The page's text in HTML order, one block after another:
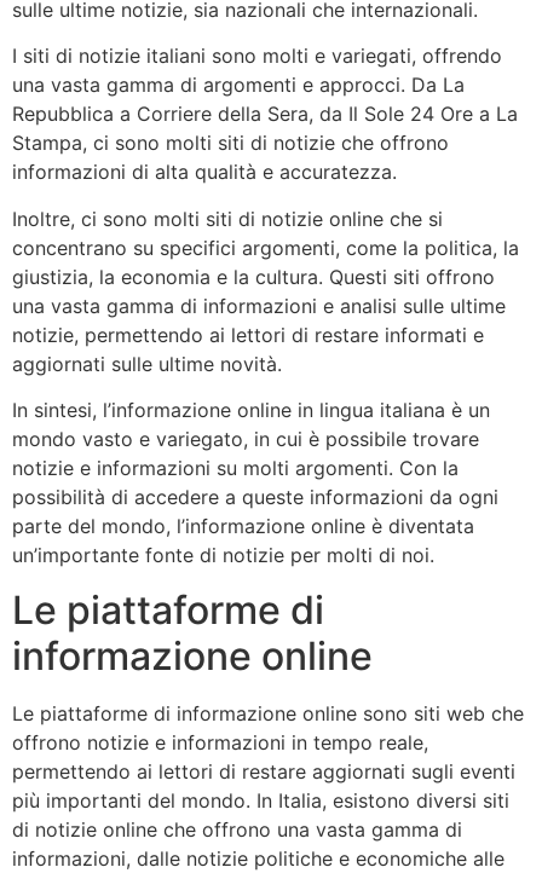
sulle ultime notizie, sia nazionali che internazionali.
I siti di notizie italiani sono molti e variegati, offrendo
una vasta gamma di argomenti e approcci. Da La
Repubblica a Corriere della Sera, da Il Sole 24 Ore a La
Stampa, ci sono molti siti di notizie che offrono
informazioni di alta qualità e accuratezza.
Inoltre, ci sono molti siti di notizie online che si
concentrano su specifici argomenti, come la politica, la
giustizia, la economia e la cultura. Questi siti offrono
una vasta gamma di informazioni e analisi sulle ultime
notizie, permettendo ai lettori di restare informati e
aggiornati sulle ultime novità.
In sintesi, l’informazione online in lingua italiana è un
mondo vasto e variegato, in cui è possibile trovare
notizie e informazioni su molti argomenti. Con la
possibilità di accedere a queste informazioni da ogni
parte del mondo, l’informazione online è diventata
un’importante fonte di notizie per molti di noi.
Le piattaforme di
informazione online
Le piattaforme di informazione online sono siti web che
offrono notizie e informazioni in tempo reale,
permettendo ai lettori di restare aggiornati sugli eventi
più importanti del mondo. In Italia, esistono diversi siti
di notizie online che offrono una vasta gamma di
informazioni, dalle notizie politiche e economiche alle